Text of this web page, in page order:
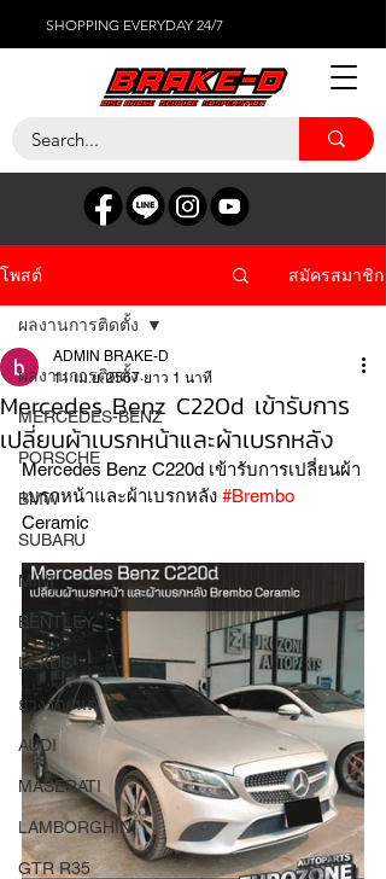
SHOPPING EVERYDAY 24/7
โพสต์ สมัครสมาชิก
ผลงานการติดตั้ง
MERCEDES-BENZ
PORSCHE
BMW
SUBARU
MINI
BENTLEY
LEXUS
ยางรถยนต์
AUDI
MASERATI
LAMBORGHINI
GTR R35
ผลงานการติดตั้ง
Mercedes Benz C220d เข้ารับการ
เปลี่ยนผ้าเบรกหน้าและผ้าเบรกหลัง
ADMIN BRAKE-D
11 เม.ย. 2567 ยาว 1 นาที
Mercedes Benz C220d เข้ารับการเปลี่ยนผ้า
เบรกหน้าและผ้าเบรกหลัง #Brembo
Ceramic